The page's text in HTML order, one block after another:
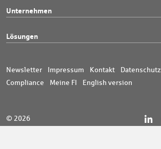
Unternehmen
Lösungen
Newsletter Impressum Kontakt Datenschutz
Compliance
Meine FI English version
© 2026